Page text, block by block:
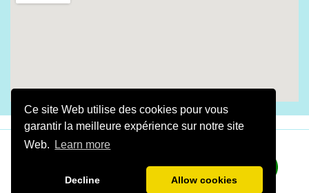
Ce site Web utilise des cookies pour vous
garantir la meilleure expérience sur notre site
Web.
Learn more
Decline Allow cookies
PHARMACIE DE MOUDONG ©Tous droits réservés